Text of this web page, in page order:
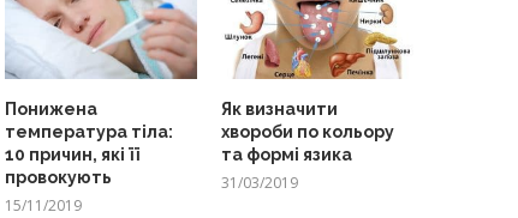
Понижена
температура тіла:
10 причин, які її
провокують
15/11/2019
Як визначити
хвороби по кольору
та формі язика
31/03/2019